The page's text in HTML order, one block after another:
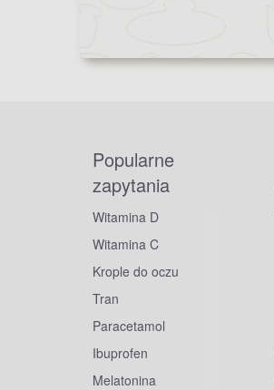
Popularne
zapytania
Witamina D
Witamina C
Krople do oczu
Tran
Paracetamol
Ibuprofen
Melatonina